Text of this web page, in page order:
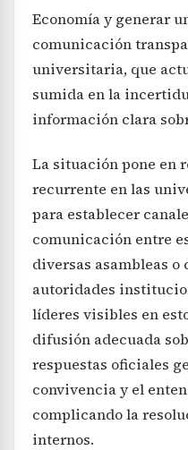
Economía y generar
comunicación
universitaria, que
sumida en la
información clara
La situación pone en
recurrente en las
para establecer
comunicación entre
diversas asambleas o
autoridades
líderes visibles en
difusión adecuada
respuestas oficiales
convivencia y el
complicando la
internos.